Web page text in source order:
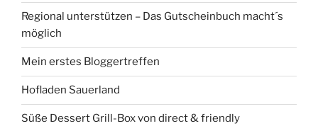
Regional unterstützen – Das Gutscheinbuch macht´s
möglich
Mein erstes Bloggertreffen
Hofladen Sauerland
Süße Dessert Grill-Box von direct & friendly